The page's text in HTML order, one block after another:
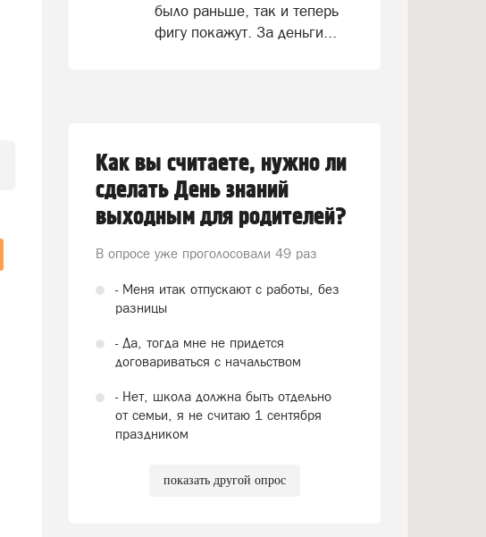
было раньше, так и теперь
фигу покажут. За деньги...
Как вы считаете, нужно ли
сделать День знаний
выходным для родителей?
В опросе уже проголосовали 49 раз
- Меня итак отпускают с работы, без
разницы
- Да, тогда мне не придется
договариваться с начальством
- Нет, школа должна быть отдельно
от семьи, я не считаю 1 сентября
праздником
показать другой опрос